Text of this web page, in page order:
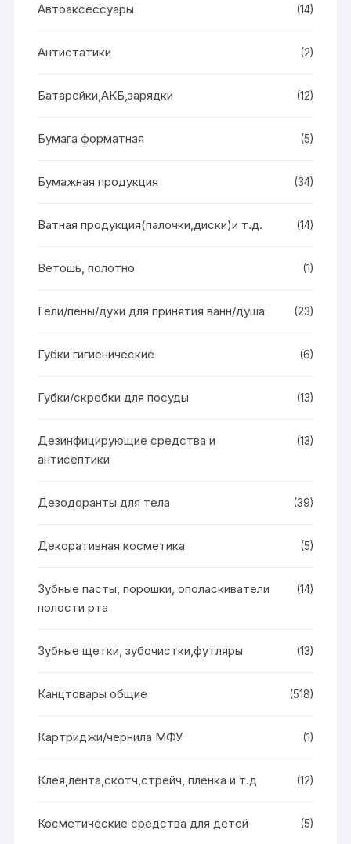
Автоаксессуары (14)
Антистатики (2)
Батарейки,АКБ,зарядки (12)
Бумага форматная (5)
Бумажная продукция (34)
Ватная продукция(палочки,диски)и т.д. (14)
Ветошь, полотно (1)
Гели/пены/духи для принятия ванн/душа (23)
Губки гигиенические (6)
Губки/скребки для посуды (13)
Дезинфицирующие средства и
антисептики
(13)
Дезодоранты для тела (39)
Декоративная косметика (5)
Зубные пасты, порошки, ополаскиватели
полости рта
(14)
Зубные щетки, зубочистки,футляры (13)
Канцтовары общие (518)
Картриджи/чернила МФУ (1)
Клея,лента,скотч,стрейч, пленка и т.д (12)
Косметические средства для детей (5)